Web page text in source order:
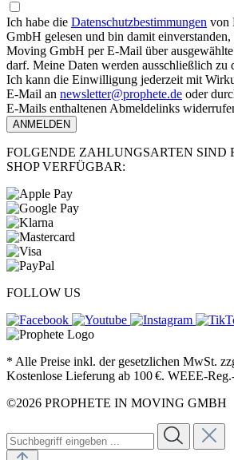
Ich habe die Datenschutzbestimmungen von
GmbH gelesen und bin damit einverstanden,
Moving GmbH per E-Mail über
darf. Meine Daten werden ausschließlich zu
Ich kann die Einwilligung jederzeit mit
E-Mail an newsletter@prophete.de oder
E-Mails enthaltenen Abmeldelinks
ANMELDEN
FOLGENDE ZAHLUNGSARTEN SIND
SHOP VERFÜGBAR:
FOLLOW US
* Alle Preise inkl. der gesetzlichen MwSt.
Kostenlose Lieferung ab 100 €. WEEE-
©2026 PROPHETE IN MOVING GMBH